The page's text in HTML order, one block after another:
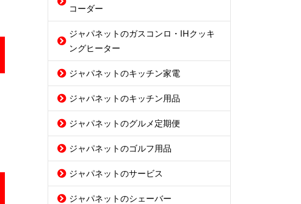
コーダー
ジャパネットのガスコンロ・IHクッキ
ングヒーター
ジャパネットのキッチン家電
ジャパネットのキッチン用品
ジャパネットのグルメ定期便
ジャパネットのゴルフ用品
ジャパネットのサービス
ジャパネットのシェーバー